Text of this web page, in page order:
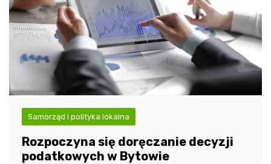
Samorząd i polityka lokalna
Rozpoczyna się doręczanie decyzji
podatkowych w Bytowie